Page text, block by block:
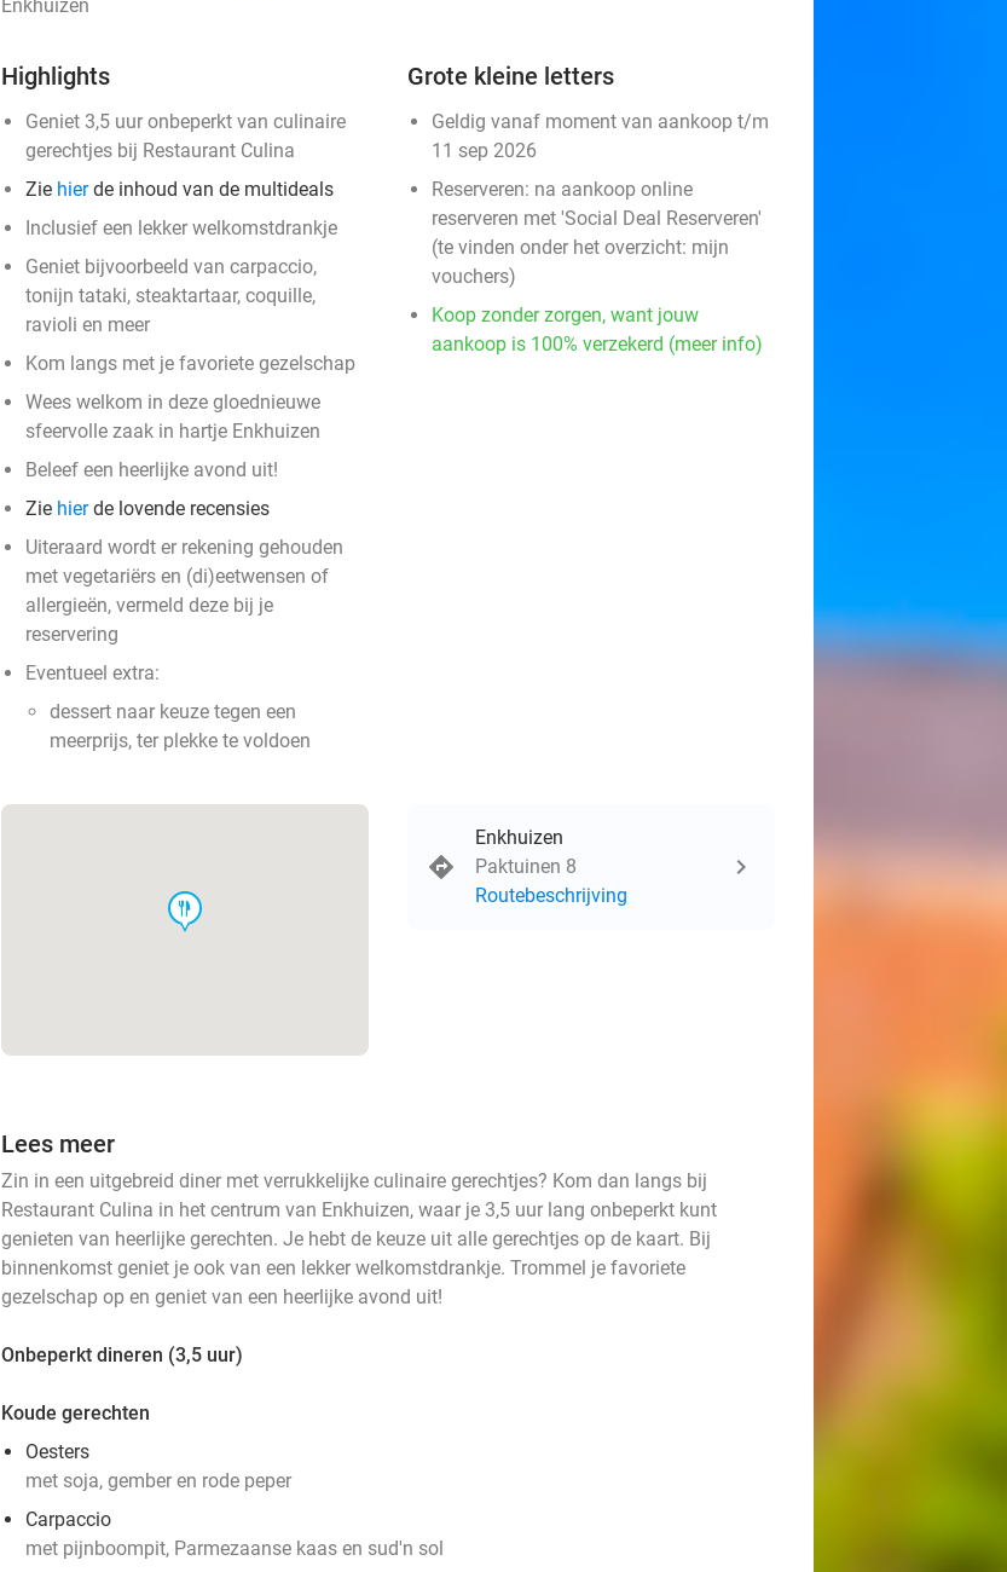
Enkhuizen
Highlights
Geniet 3,5 uur onbeperkt van culinaire
gerechtjes bij Restaurant Culina
Zie hierde inhoud van de multideals
Inclusief een lekker welkomstdrankje
Geniet bijvoorbeeld van carpaccio,
tonijn tataki, steaktartaar, coquille,
ravioli en meer
Kom langs met je favoriete gezelschap
Wees welkom in deze gloednieuwe
sfeervolle zaak in hartje Enkhuizen
Beleef een heerlijke avond uit!
Zie hierde lovende recensies
Uiteraard wordt er rekening gehouden
met vegetariërs en (di)eetwensen of
allergieën, vermeld deze bij je
reservering
Eventueel extra:
dessert naar keuze tegen een
meerprijs, ter plekke te voldoen
Grote kleine letters
Geldig vanaf moment van aankoop t/m
11 sep 2026
Reserveren: na aankoop online
reserveren met 'Social Deal Reserveren'
(te vinden onder het overzicht: mijn
vouchers)
Koop zonder zorgen, want jouw
aankoop is 100% verzekerd (meer info)
food
Enkhuizen
Paktuinen 8
Routebeschrijving
Lees meer
Zin in een uitgebreid diner met verrukkelijke culinaire gerechtjes? Kom dan langs bij
Restaurant Culina in het centrum van Enkhuizen, waar je 3,5 uur lang onbeperkt kunt
genieten van heerlijke gerechten. Je hebt de keuze uit alle gerechtjes op de kaart. Bij
binnenkomst geniet je ook van een lekker welkomstdrankje. Trommel je favoriete
gezelschap op en geniet van een heerlijke avond uit!
Onbeperkt dineren (3,5 uur)
Koude gerechten
Oesters
met soja, gember en rode peper
Carpaccio
met pijnboompit, Parmezaanse kaas en sud'n sol